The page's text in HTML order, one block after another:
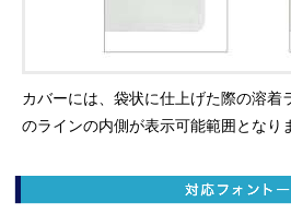
カバーには、袋状に仕上げた際の溶着
のラインの内側が表示可能範囲となり